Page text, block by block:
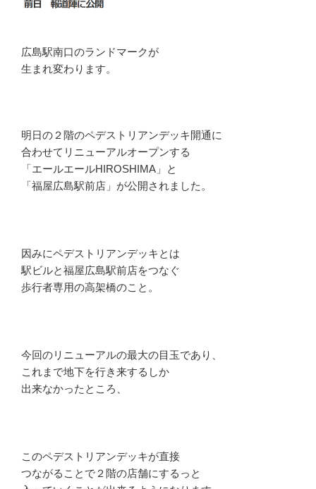
広島駅南口のランドマークが
生まれ変わります。
明日の２階のペデストリアンデッキ開通に
合わせてリニューアルオープンする
「エールエールHIROSHIMA」と
「福屋広島駅前店」が公開されました。
因みにペデストリアンデッキとは
駅ビルと福屋広島駅前店をつなぐ
歩行者専用の高架橋のこと。
今回のリニューアルの最大の目玉であり、
これまで地下を行き来するしか
出来なかったところ、
このペデストリアンデッキが直接
つながることで２階の店舗にするっと